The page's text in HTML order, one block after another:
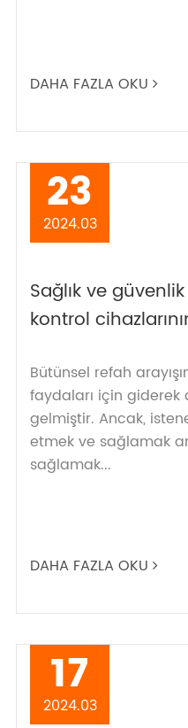
DAHA FAZLA OKU
23
2024.03
Sağlık ve
kontrol
Bütünsel refah
faydaları için
gelmiştir. Ancak,
etmek ve sağlamak
sağlamak...
DAHA FAZLA OKU
17
2024.03